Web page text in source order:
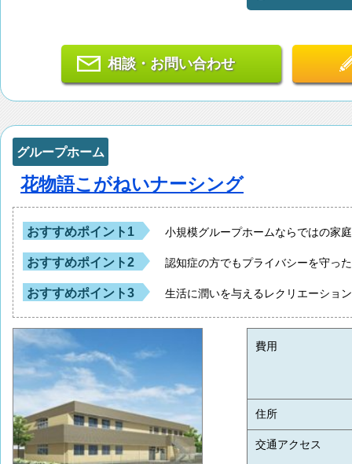
相談・お問い合わせ
グループホーム
花物語こがねいナーシング
おすすめポイント1 小規模グループホームならではの家
おすすめポイント2 認知症の方でもプライバシーを守っ
おすすめポイント3 生活に潤いを与えるレクリエーショ
費用
住所
交通アクセス